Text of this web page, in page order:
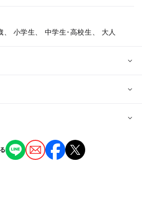
小学生、 中学生･高校生、 大人
ー
◯ 託児所